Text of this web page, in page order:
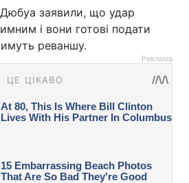
заявили, що удар
і вони готові подати
реваншу.
Реклама